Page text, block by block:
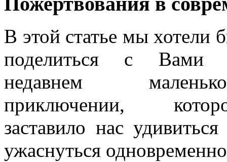
В этой статье мы хотели
поделиться с Вами
недавнем
приключении,
заставило нас
ужаснуться